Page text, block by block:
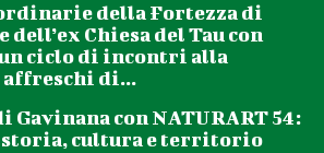
della Fortezza di
dell’ex Chiesa del Tau con
un ciclo di incontri alla
affreschi di...
Gavinana con NATURART 54:
cultura e territorio